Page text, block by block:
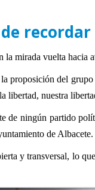
mirada vuelta hacia
proposición del
libertad, nuestra
de ningún partido
de Albacete.
y transversal, lo